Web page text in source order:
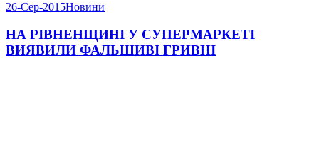
26-Сер-2015Новини
НА РІВНЕНЩИНІ У СУПЕРМАРКЕТІ
ВИЯВИЛИ ФАЛЬШИВІ ГРИВНІ